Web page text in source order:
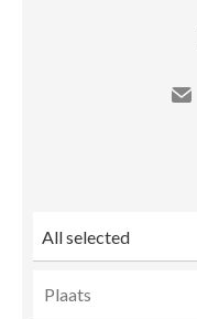
All selected